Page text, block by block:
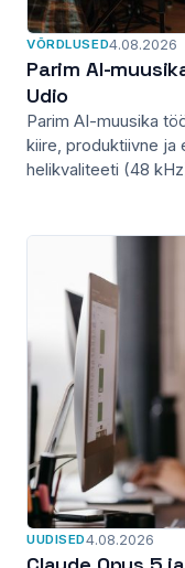
VÕRDLUSED4.08.2026
Parim AI-
Udio
Parim AI-muusika
kiire, produktiivne ja
helikvaliteeti (48
UUDISED4.08.2026